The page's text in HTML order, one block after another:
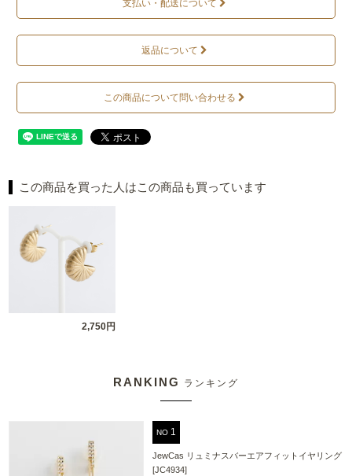
支払い・配送について
返品について
この商品について問い合わせる
この商品を買った人はこの商品も買っています
2,750円
RANKING ランキング
NO
JewCas リュミナスバーエアフィットイヤリング
[JC4934]